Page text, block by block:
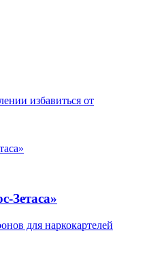
избавиться от
Зетаса»
для наркокартелей